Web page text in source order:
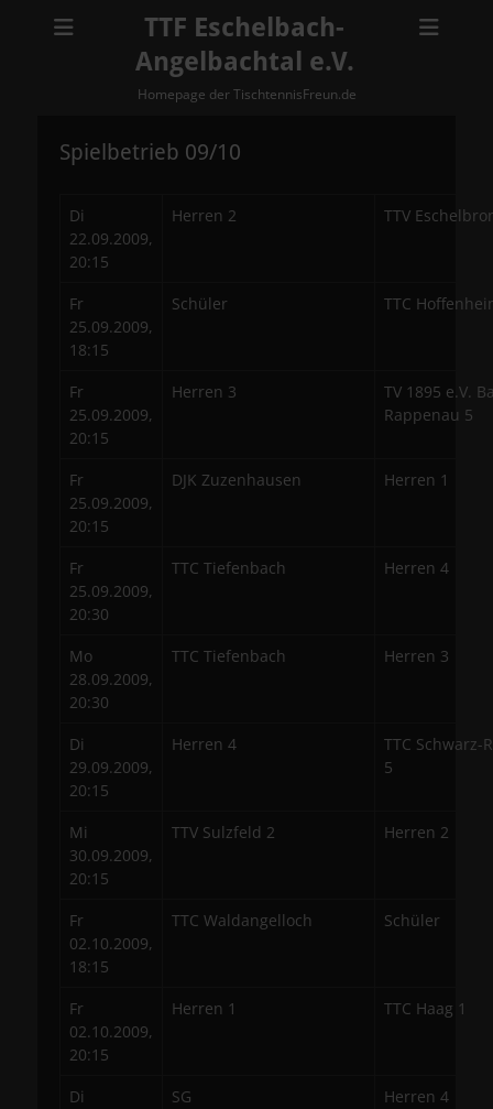
TTF Eschelbach-
Angelbachtal e.V.
Homepage der TischtennisFreun.de
Spielbetrieb 09/10
Di
22.09.2009,
20:15
Herren 2 TTV
Fr
25.09.2009,
18:15
Schüler TTC
Fr
25.09.2009,
20:15
Herren 3
TV 1895 e.V.
Rappenau 5
Fr
25.09.2009,
20:15
DJK Zuzenhausen Herren 1
Fr
25.09.2009,
20:30
TTC Tiefenbach Herren 4
Mo
28.09.2009,
20:30
TTC Tiefenbach Herren 3
Di
29.09.2009,
20:15
Herren 4
TTC Schwarz-
5
Mi
30.09.2009,
20:15
TTV Sulzfeld 2 Herren 2
Fr
02.10.2009,
18:15
TTC Waldangelloch Schüler
Fr
02.10.2009,
20:15
Herren 1 TTC Haag 1
Di
SG
Herren 4